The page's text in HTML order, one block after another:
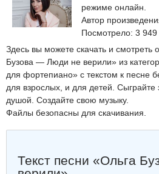
режиме онлайн.
Автор
Посмотрело: 3 949
Здесь вы можете скачать и смотреть
Бузова — Люди не верили» из
для фортепиано» с текстом к песне
для взрослых, и для детей.
душой. Создайте свою музыку.
Файлы безопасны для скачивания.
Текст песни «Ольга